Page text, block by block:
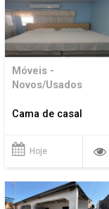
Móveis -
Novos/Usados
Cama de casal
Hoje